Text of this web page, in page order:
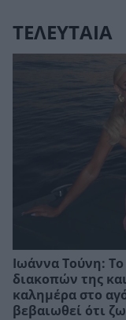
ΤΕΛΕΥΤΑΙΑ
Ιωάννα Τούνη:
διακοπών της
καλημέρα στο
βεβαιωθεί ότι